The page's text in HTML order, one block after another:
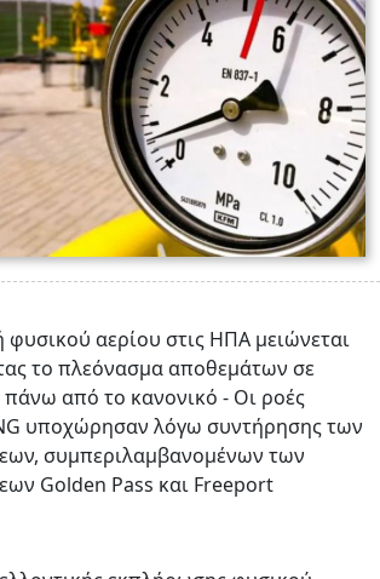
αερίου στις ΗΠΑ μειώνεται
το πλεόνασμα αποθεμάτων σε
πάνω από το κανονικό - Οι ροές
υποχώρησαν λόγω συντήρησης των
συμπεριλαμβανομένων των
Golden Pass και Freeport